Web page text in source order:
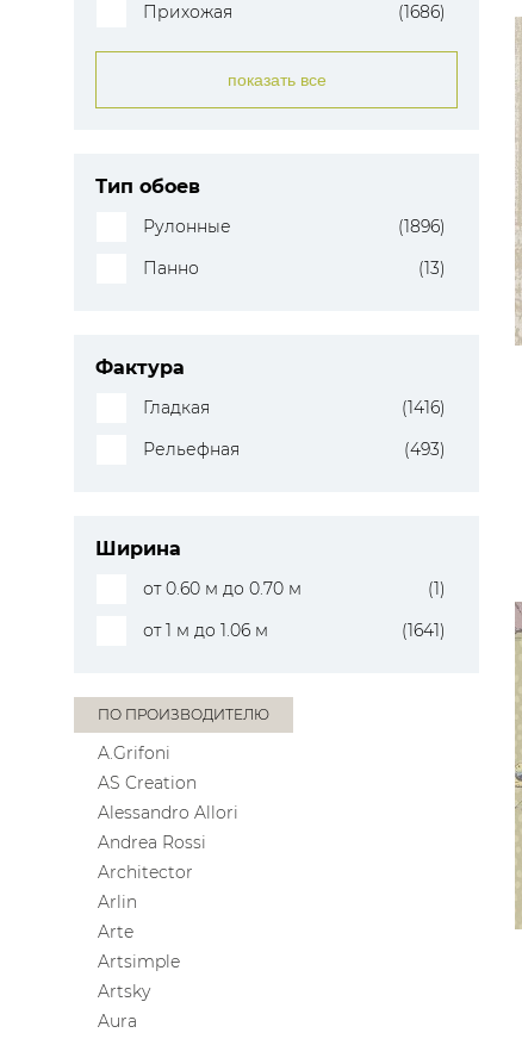
Прихожая
(1686)
показать все
Тип обоев
Рулонные
(1896)
Панно
(13)
Фактура
Гладкая
(1416)
Рельефная
(493)
Ширина
от 0.60 м до 0.70 м
(1)
от 1 м до 1.06 м
(1641)
ПО ПРОИЗВОДИТЕЛЮ
A.Grifoni
AS Creation
Alessandro Allori
Andrea Rossi
Architector
Arlin
Arte
Artsimple
Artsky
Aura